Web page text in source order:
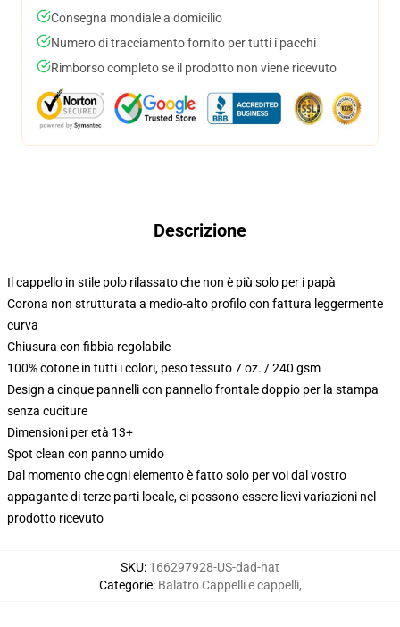
Consegna mondiale a domicilio
Numero di tracciamento fornito per tutti i pacchi
Rimborso completo se il prodotto non viene ricevuto
Descrizione
Il cappello in stile polo rilassato che non è più solo per i papà
Corona non strutturata a medio-alto profilo con fattura leggermente
curva
Chiusura con fibbia regolabile
100% cotone in tutti i colori, peso tessuto 7 oz. / 240 gsm
Design a cinque pannelli con pannello frontale doppio per la stampa
senza cuciture
Dimensioni per età 13+
Spot clean con panno umido
Dal momento che ogni elemento è fatto solo per voi dal vostro
appagante di terze parti locale, ci possono essere lievi variazioni nel
prodotto ricevuto
SKU: 166297928-US-dad-hat
Categorie: Balatro Cappelli e cappelli,